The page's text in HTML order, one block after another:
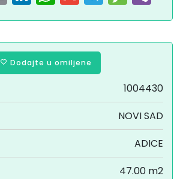
Dodajte u omiljene
1004430
NOVI SAD
ADICE
47.00 m2